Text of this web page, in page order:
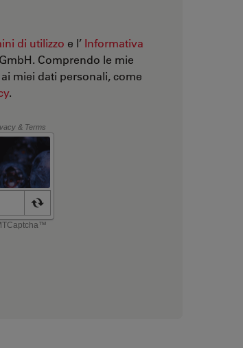
di utilizzo e l’ Informativa
Comprendo le mie
miei dati personali, come
.